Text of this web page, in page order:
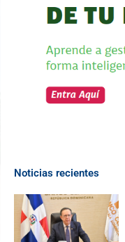
Noticias recientes